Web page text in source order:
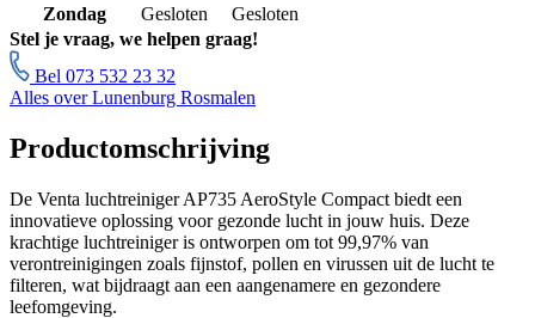
Zondag
Gesloten
Gesloten
Stel je vraag, we helpen graag!
Bel 073 532 23 32
Alles over Lunenburg Rosmalen
Productomschrijving
De Venta luchtreiniger AP735 AeroStyle Compact biedt een
innovatieve oplossing voor gezonde lucht in jouw huis. Deze
krachtige luchtreiniger is ontworpen om tot 99,97% van
verontreinigingen zoals fijnstof, pollen en virussen uit de lucht te
filteren, wat bijdraagt aan een aangenamere en gezondere
leefomgeving.